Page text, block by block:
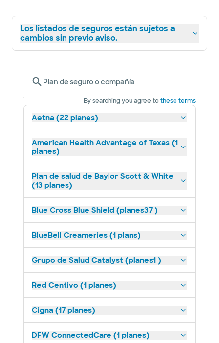
Los listados de seguros están sujetos a
cambios sin previo aviso.
Plan de seguro o compañía
By searching you agree tothese terms
Aetna (22 planes)
American Health Advantage of Texas (1
planes)
Plan de salud de Baylor Scott & White
(13 planes)
Blue Cross Blue Shield (planes37 )
BlueBell Creameries (1 plans)
Grupo de Salud Catalyst (planes1 )
Red Centivo (1 planes)
Cigna (17 planes)
DFW ConnectedCare (1 planes)